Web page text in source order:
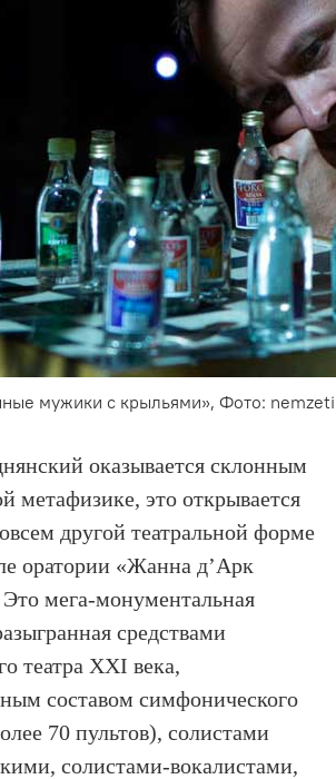
мужики с крыльями», Фото:
оказывается склонным
метафизике, это открывается
другой театральной форме
оратории «Жанна д’Арк
Это мега-монументальная
средствами
театра XXI века,
составом симфонического
70 пультов), солистами
солистами-вокалистами,